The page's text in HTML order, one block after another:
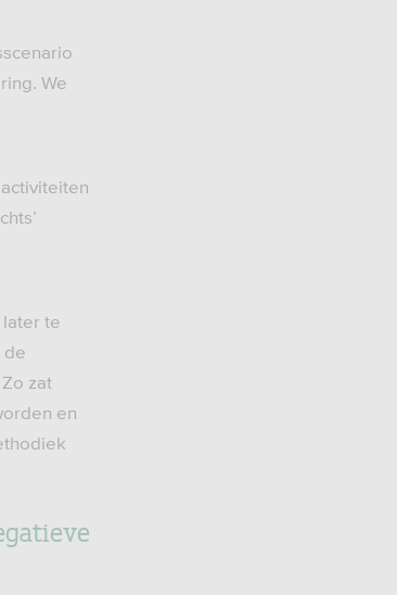
We
te
de
zat
en